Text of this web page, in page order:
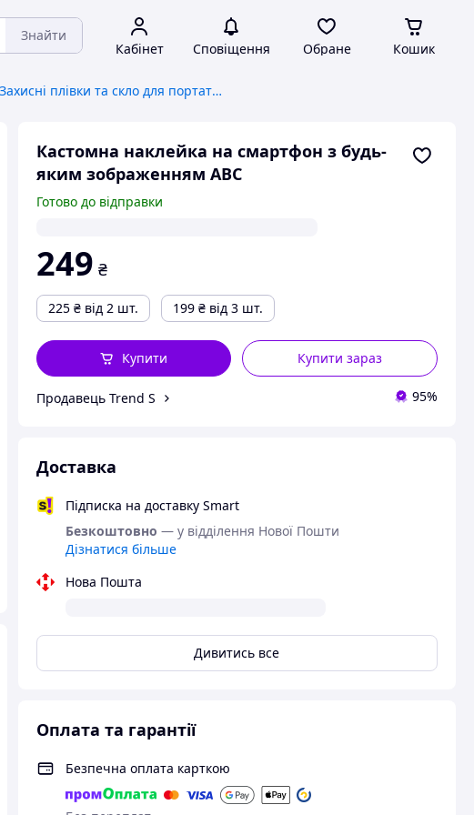
Знайти
Кабінет Сповіщення Обране Кошик
Захисні плівки та скло для портативних пристроїв
Кастомна наклейка на смартфон з будь-
яким зображенням ABC
Готово до відправки
249 ₴
225 ₴ від 2 шт. 199 ₴ від 3 шт.
Купити зараз
Купити
Продавець Trend S 95%
Доставка
Підписка на доставку Smart
Безкоштовно — у відділення Нової Пошти
Дізнатися більше
Нова Пошта
Дивитись все
Оплата та гарантії
Безпечна оплата карткою